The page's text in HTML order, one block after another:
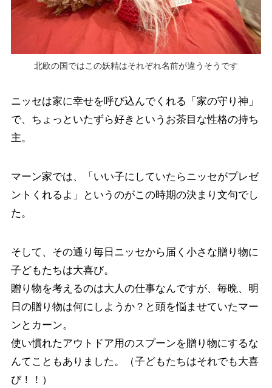
北欧の国ではこの妖精はそれぞれ名前が違うそうです
ニッセは家に幸せを呼び込んでくれる「家の守り神」
で、ちょっといたずら好きというお茶目な性格の持ち
主。
マーン家では、「いい子にしていたらニッセがプレゼ
ントくれるよ」というのがこの時期の決まり文句でし
た。
そして、その通り毎日ニッセから届く小さな贈り物に
子どもたちは大喜び。
贈り物を考えるのは大人の仕事なんですが、毎晩、明
日の贈り物は何にしようか？と頭を悩ませていたマー
ンとカーン。
使い慣れたアウトドア用のスプーンを贈り物にするな
んてこともありました。（子どもたちはそれでも大喜
び！！）